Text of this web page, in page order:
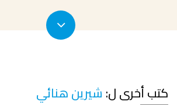
كتب أخرى ل: شيرين هنائي